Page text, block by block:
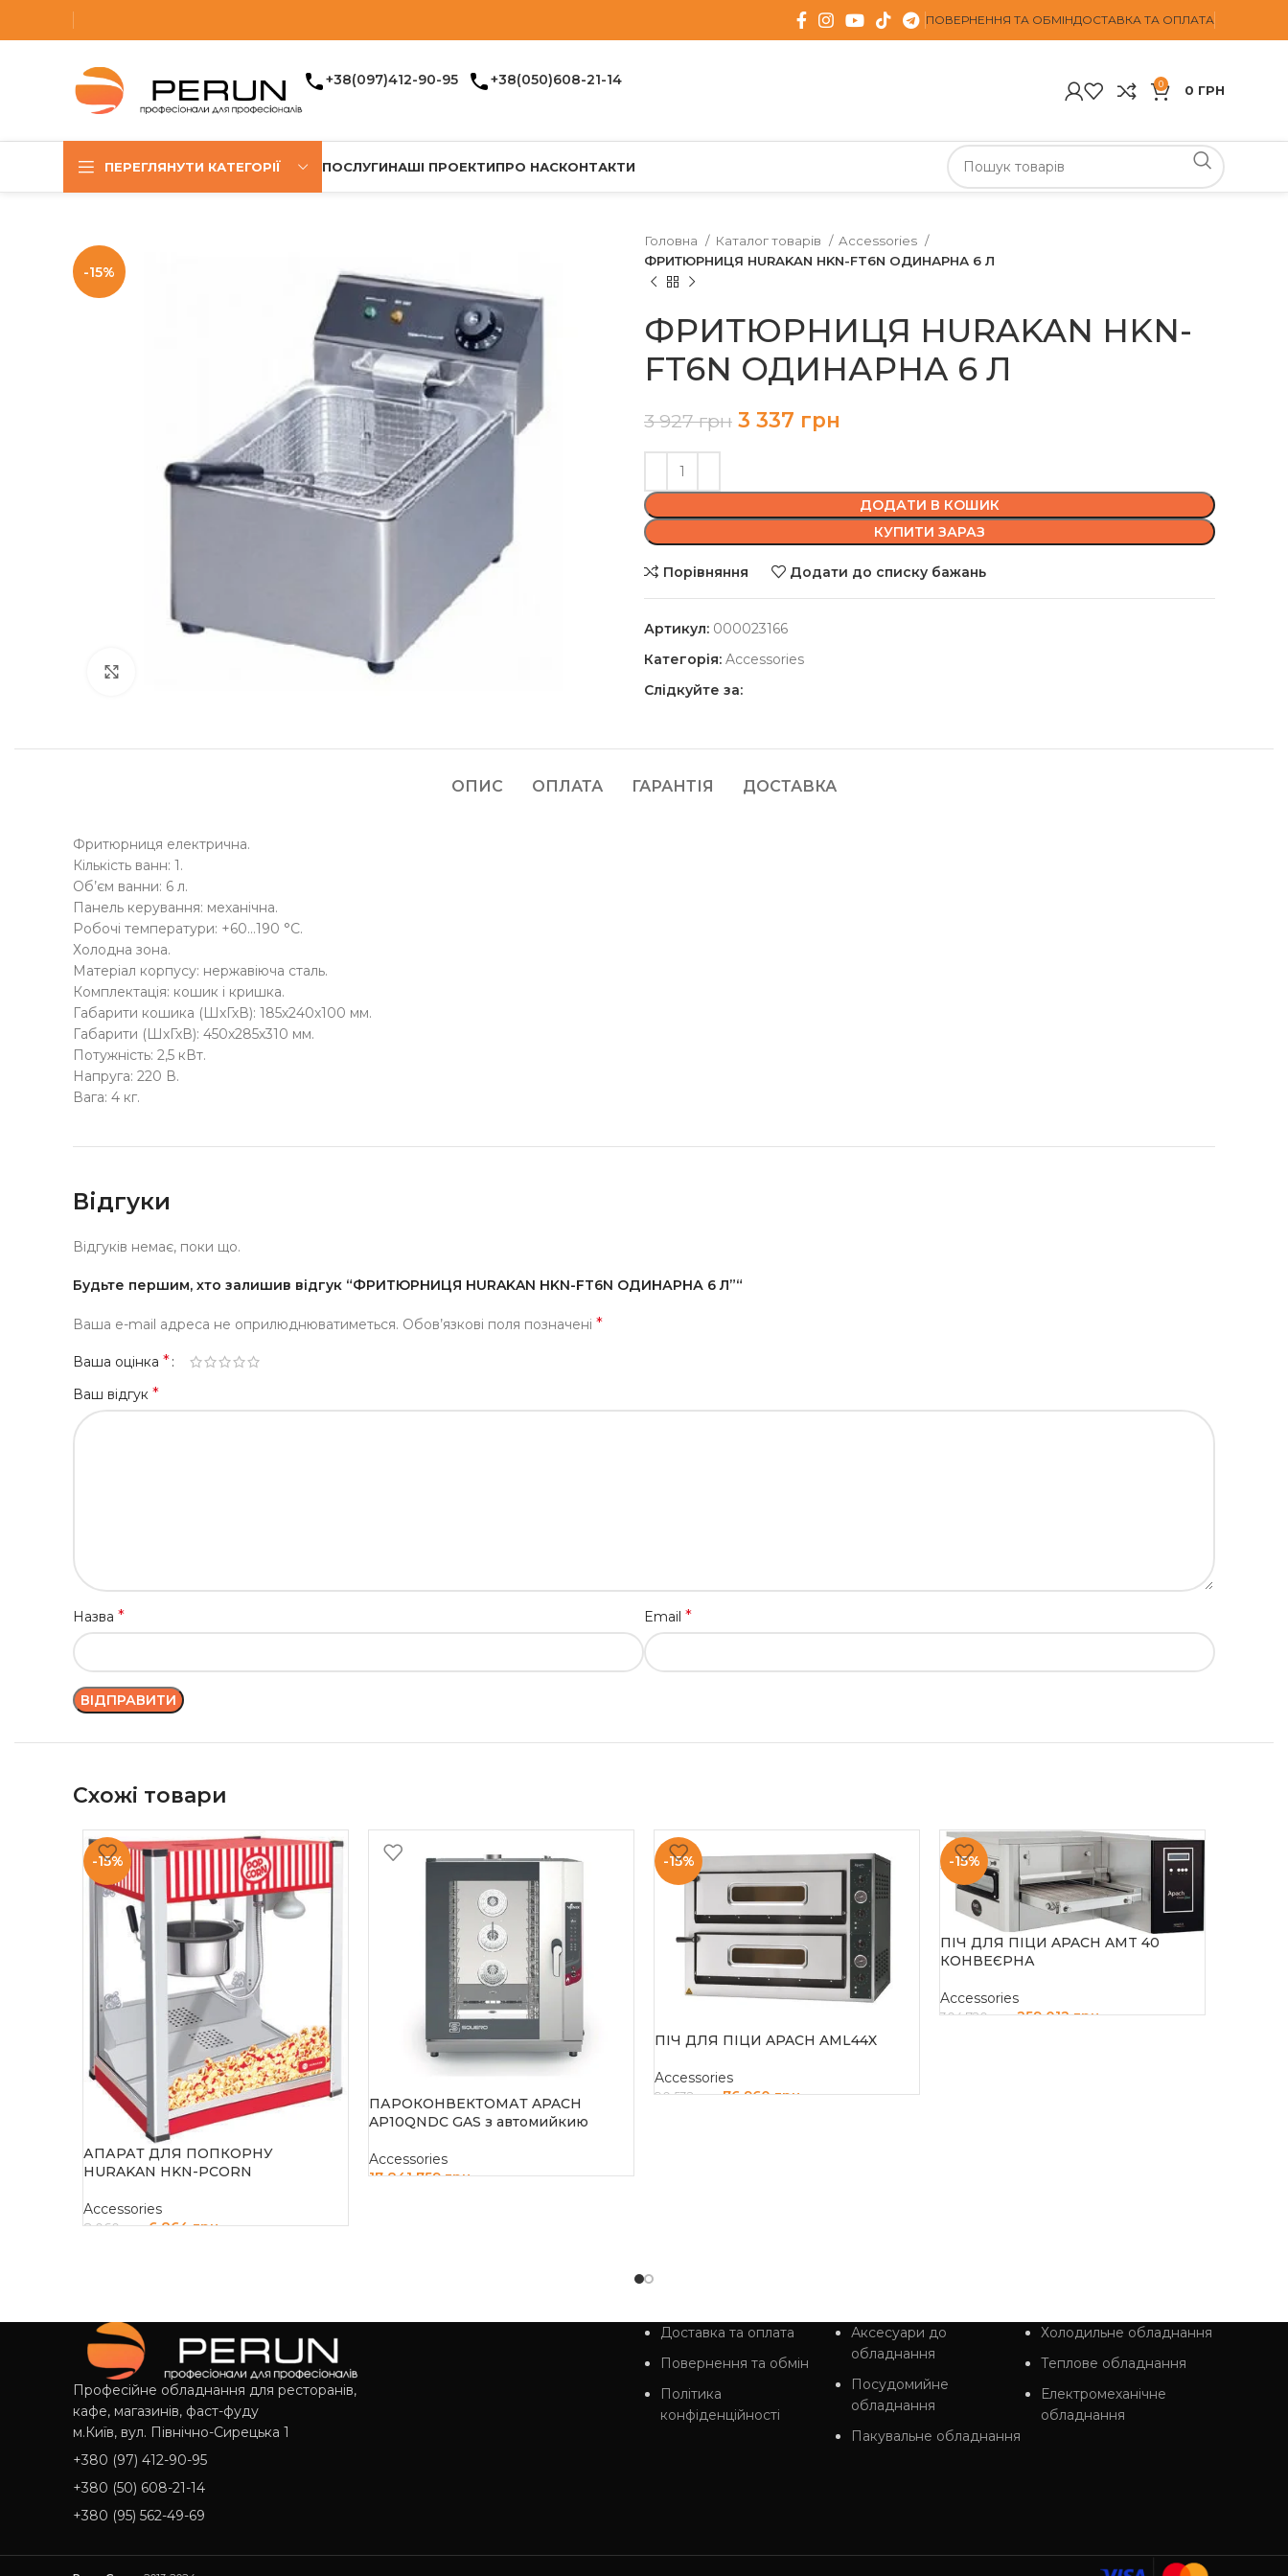
ПОВЕРНЕННЯ ТА ОБМІНДОСТАВКА ТА ОПЛАТА
+38(097)412-90-95 +38(050)608-21-14 0 0 ГРН
ПЕРЕГЛЯНУТИ КАТЕГОРІЇ ПОСЛУГИНАШІ ПРОЕКТИПРО НАСКОНТАКТИ
-15%
Головна Каталог товарів
Accessories
ФРИТЮРНИЦЯ HURAKAN HKN-FT6N ОДИНАРНА 6 Л
ФРИТЮРНИЦЯ HURAKAN HKN-
FT6N ОДИНАРНА 6 Л
3 927грн 3 337 грн
ДОДАТИ В КОШИК
КУПИТИ ЗАРАЗ
Порівняння Додати до списку бажань
Артикул: 000023166
Категорія: Accessories
Слідкуйте за:
ОПИС ОПЛАТА ГАРАНТІЯ ДОСТАВКА
Фритюрниця електрична.
Кількість ванн: 1.
Об’єм ванни: 6 л.
Панель керування: механічна.
Робочі температури: +60…190 °С.
Холодна зона.
Матеріал корпусу: нержавіюча сталь.
Комплектація: кошик і кришка.
Габарити кошика (ШхГхВ): 185х240х100 мм.
Габарити (ШхГхВ): 450х285х310 мм.
Потужність: 2,5 кВт.
Напруга: 220 В.
Вага: 4 кг.
Відгуки
Відгуків немає, поки що.
Будьте першим, хто залишив відгук “ФРИТЮРНИЦЯ HURAKAN HKN-FT6N ОДИНАРНА 6 Л”“
Ваша e-mail адреса не оприлюднюватиметься. Обов’язкові поля позначені *
Ваша оцінка *
Ваш відгук *
Назва * Email *
Схожі товари
-15%
АПАРАТ ДЛЯ ПОПКОРНУ
HURAKAN HKN-PCORN
Accessories
8 060грн 6 864грн
ПАРОКОНВЕКТОМАТ APACH
AP10QNDC GAS з автомийкию
Accessories
17 841 759грн
-15%
ПІЧ ДЛЯ ПІЦИ APACH AML44X
Accessories
90 532грн 76 960грн
-15%
ПІЧ ДЛЯ ПІЦИ APACH AMT 40
КОНВЕЄРНА
Accessories
304 720грн 259 012грн
Професійне обладнання для ресторанів,
кафе, магазинів, фаст-фуду
м.Київ, вул. Північно-Сирецька 1
+380 (97) 412-90-95
+380 (50) 608-21-14
+380 (95) 562-49-69
Доставка та оплата
Повернення та обмін
Політика
конфіденційності
Аксесуари до
обладнання
Посудомийне
обладнання
Пакувальне обладнання
Холодильне обладнання
Теплове обладнання
Електромеханічне
обладнання